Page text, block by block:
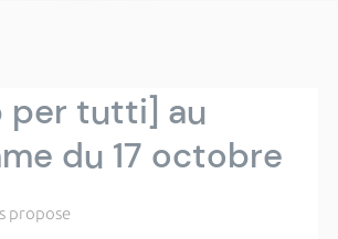
per tutti] au
du 17 octobre
propose